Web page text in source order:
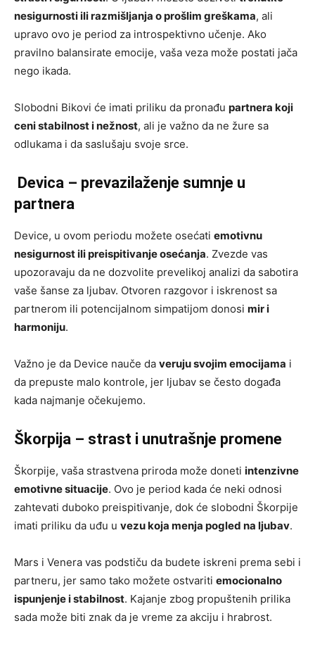
nesigurnosti ili razmišljanja o prošlim greškama, ali
upravo ovo je period za introspektivno učenje. Ako
pravilno balansirate emocije, vaša veza može postati jača
nego ikada.
Slobodni Bikovi će imati priliku da pronađu partnera koji
ceni stabilnost i nežnost, ali je važno da ne žure sa
odlukama i da saslušaju svoje srce.
Devica – prevazilaženje sumnje u
partnera
Device, u ovom periodu možete osećati emotivnu
nesigurnost ili preispitivanje osećanja. Zvezde vas
upozoravaju da ne dozvolite prevelikoj analizi da sabotira
vaše šanse za ljubav. Otvoren razgovor i iskrenost sa
partnerom ili potencijalnom simpatijom donosi mir i
harmoniju.
Važno je da Device nauče da veruju svojim emocijama i
da prepuste malo kontrole, jer ljubav se često događa
kada najmanje očekujemo.
Škorpija – strast i unutrašnje promene
Škorpije, vaša strastvena priroda može doneti intenzivne
emotivne situacije. Ovo je period kada će neki odnosi
zahtevati duboko preispitivanje, dok će slobodni Škorpije
imati priliku da uđu u vezu koja menja pogled na ljubav.
Mars i Venera vas podstiču da budete iskreni prema sebi i
partneru, jer samo tako možete ostvariti emocionalno
ispunjenje i stabilnost. Kajanje zbog propuštenih prilika
sada može biti znak da je vreme za akciju i hrabrost.